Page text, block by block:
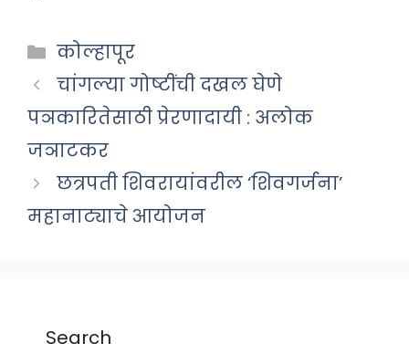
Categories
कोल्हापूर
चांगल्या गोष्टींची दखल घेणे
पञकारितेसाठी प्रेरणादायी : अलोक
जञाटकर
छत्रपती शिवरायांवरील ‘शिवगर्जना’
महानाट्याचे आयोजन
Search